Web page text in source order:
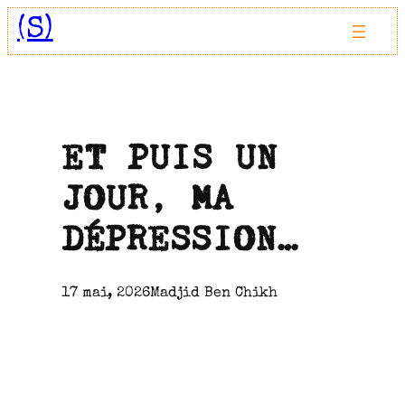
Aller
au(S)
ET PUIS UN
JOUR, MA
DÉPRESSION…
17 mai, 2026Madjid Ben Chikh